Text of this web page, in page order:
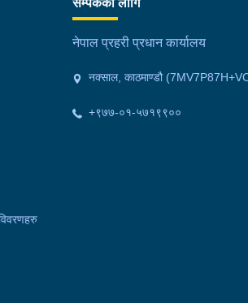
सम्पर्कको लागि
नेपाल प्रहरी प्रधान कार्यालय
नक्साल, काठमाण्डौ
+९७७-०१-५७१९९००